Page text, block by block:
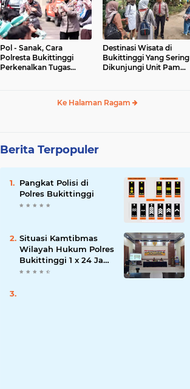
Pol - Sanak, Cara
Polresta Bukittinggi
Perkenalkan Tugas
Destinasi Wisata di
Bukittinggi Yang Sering
Dikunjungi Unit Pam
Ke Halaman Ragam
Berita Terpopuler
Pangkat Polisi di
Polres Bukittinggi
Situasi Kamtibmas
Wilayah Hukum Polres
Bukittinggi 1 x 24 Jam
Senin 27 Juni 2022